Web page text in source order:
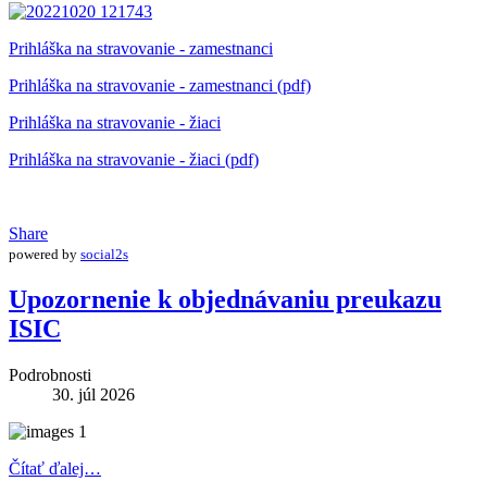
Prihláška na stravovanie - zamestnanci
Prihláška na stravovanie - zamestnanci (pdf)
Prihláška na stravovanie - žiaci
Prihláška na stravovanie - žiaci (pdf)
Share
powered by social2s
Upozornenie k objednávaniu preukazu
ISIC
Podrobnosti
30. júl 2026
Čítať ďalej…